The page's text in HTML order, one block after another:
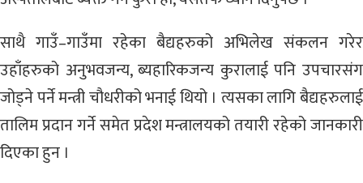
साथै गाउँ–गाउँमा रहेका बैद्यहरुको अभिलेख संकलन गरेर
उहाँहरुको अनुभवजन्य, ब्यहारिकजन्य कुरालाई पनि उपचारसंग
जोड्ने पर्ने मन्त्री चौधरीको भनाई थियो । त्यसका लागि बैद्यहरुलाई
तालिम प्रदान गर्ने समेत प्रदेश मन्त्रालयको तयारी रहेको जानकारी
दिएका हुन ।